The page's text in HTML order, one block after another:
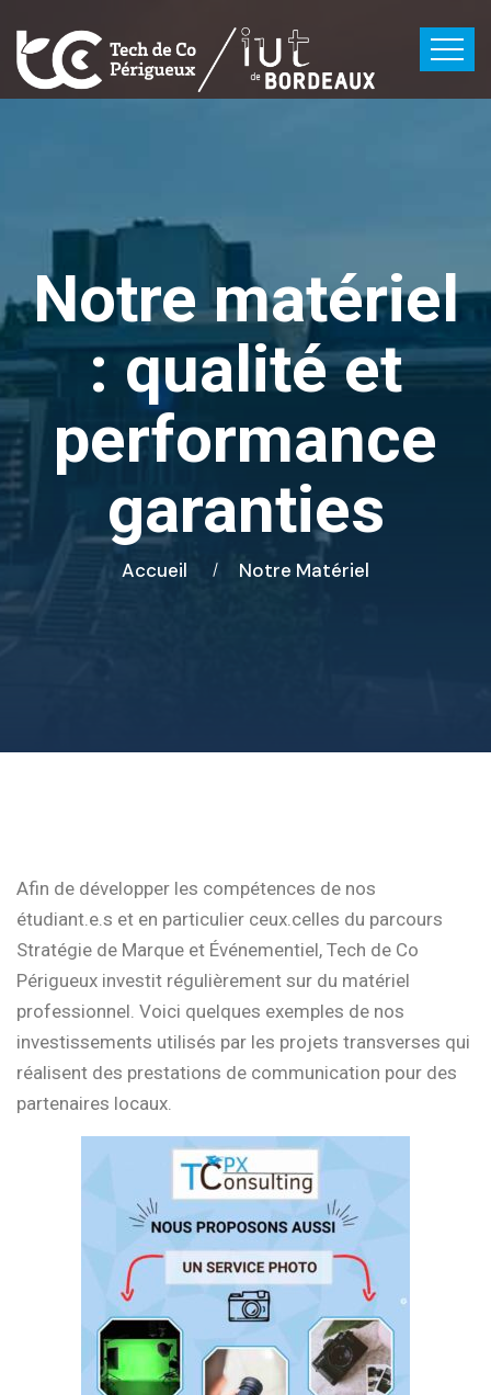
Notre matériel
: qualité et
performance
garanties
Accueil Notre Matériel
Afin de développer les compétences de nos
étudiant.e.s et en particulier ceux.celles du parcours
Stratégie de Marque et Événementiel, Tech de Co
Périgueux investit régulièrement sur du matériel
professionnel. Voici quelques exemples de nos
investissements utilisés par les projets transverses qui
réalisent des prestations de communication pour des
partenaires locaux.